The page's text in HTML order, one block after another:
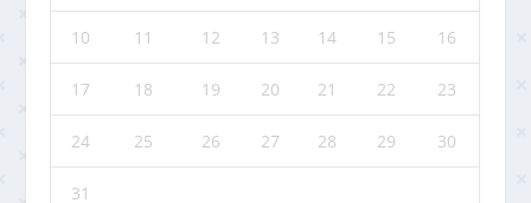
10 11 12 13 14 15 16
17 18 19 20 21 22 23
24 25 26 27 28 29 30
31